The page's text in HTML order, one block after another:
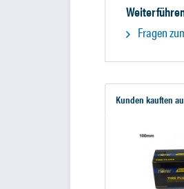
Fragen
Kunden kauften